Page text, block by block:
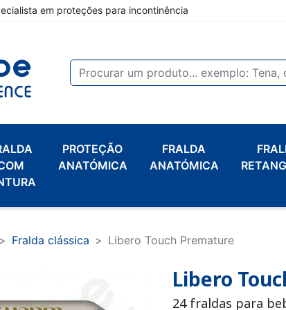
em proteções para incontinência
PROTEÇÃO
ANATÓMICA
FRALDA
ANATÓMICA
Fralda clássica Libero Touch Premature
Libero
24 fraldas para